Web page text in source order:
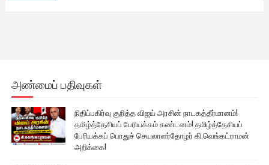
அண்மைப் பதிவுகள்
நிதிப்பகிர்வு குறித்த விஜய் அரசின் நாடகத்தீர்மானம்!
தமிழ்த்தேசியப் பேரியக்கம் கண்டனம்! தமிழ்த்தேசியப்
பேரியக்கப் பொதுச் செயலாளர்தோழர் கி.வெங்கட்ராமன்
அறிக்கை!